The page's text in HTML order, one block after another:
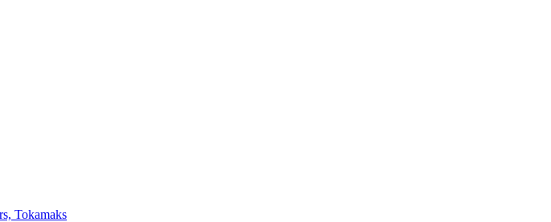
Tokamaks